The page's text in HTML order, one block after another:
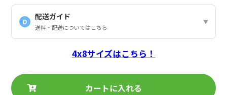
D
配送ガイド
送料・配送についてはこちら
4x8サイズはこちら！
カートに入れる